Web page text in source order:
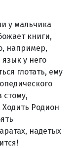
у мальчика
книги,
например,
у него
глотать, ему
стому,
Родион
надетых